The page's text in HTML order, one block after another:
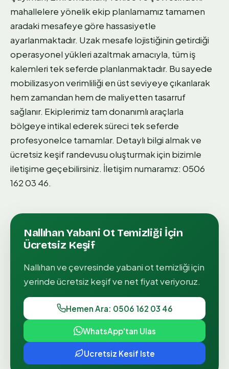
mahallelere yönelik ekip planlamamız tamamen
aradaki mesafeye göre hassasiyetle
ayarlanmaktadır. Uzak mesafe lojistiğinin getirdiği
operasyonel yükleri azaltmak amacıyla, tüm iş
kalemleri tek seferde planlanmaktadır. Bu sayede
mobilizasyon verimliliği en üst seviyeye çıkarılarak
hem zamandan hem de maliyetten tasarruf
sağlanır. Ekiplerimiz tam donanımlı araçlarla
bölgeye intikal ederek süreci tek seferde
profesyonelce tamamlar. Detaylı bilgi almak ve
ücretsiz keşif randevusu oluşturmak için bizimle
iletişime geçebilirsiniz. İletişim numaramız: 0506
162 03 46.
NallıhanYabani Ot Temizliği İçin
Ücretsiz Keşif
Nallıhanve çevresinde yabani ot temizliğiiçin
yerinde ücretsiz keşif ve net fiyat veriyoruz.
Hemen Ara: 0506 162 03 46
WhatsApp'tan Ulas
Ucretsiz Kesif Iste